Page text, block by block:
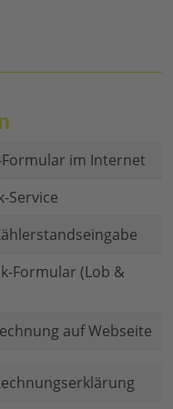
im Internet
Service
Formular (Lob &
auf Webseite